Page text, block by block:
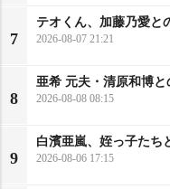
7
テオくん、加藤乃愛と
2026-08-07 21:21
8
亜希 元夫・清原和博
2026-08-08 08:15
9
白濱亜嵐、姪っ子たち
2026-08-06 17:15